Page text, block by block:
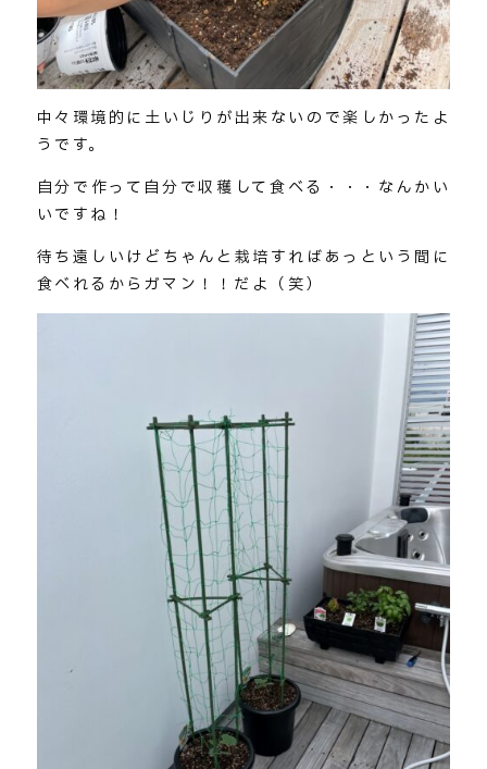
中々環境的に土いじりが出来ないので楽しかったよ
うです。
自分で作って自分で収穫して食べる・・・なんかい
いですね！
待ち遠しいけどちゃんと栽培すればあっという間に
食べれるからガマン！！だよ（笑）